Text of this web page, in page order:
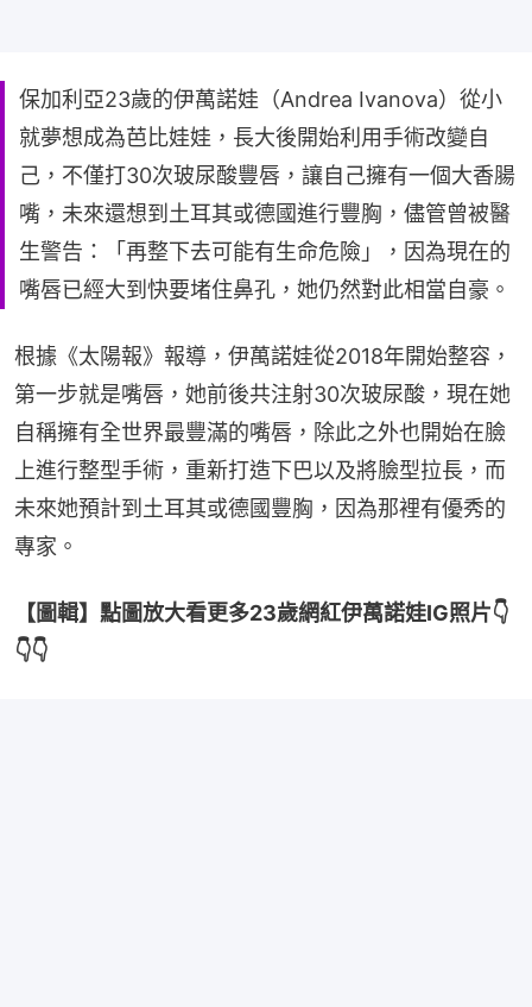
保加利亞23歲的伊萬諾娃（Andrea Ivanova）從小
就夢想成為芭比娃娃，長大後開始利用手術改變自
己，不僅打30次玻尿酸豐唇，讓自己擁有一個大香腸
嘴，未來還想到土耳其或德國進行豐胸，儘管曾被醫
生警告：「再整下去可能有生命危險」，因為現在的
嘴唇已經大到快要堵住鼻孔，她仍然對此相當自豪。
根據《太陽報》報導，伊萬諾娃從2018年開始整容，
第一步就是嘴唇，她前後共注射30次玻尿酸，現在她
自稱擁有全世界最豐滿的嘴唇，除此之外也開始在臉
上進行整型手術，重新打造下巴以及將臉型拉長，而
未來她預計到土耳其或德國豐胸，因為那裡有優秀的
專家。
【圖輯】點圖放大看更多23歲網紅伊萬諾娃IG照片👇
👇👇